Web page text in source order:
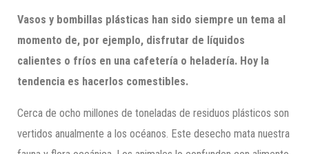
Vasos y bombillas plásticas han sido siempre un tema al
momento de, por ejemplo, disfrutar de líquidos
calientes o fríos en una cafetería o heladería. Hoy la
tendencia es hacerlos comestibles.
Cerca de ocho millones de toneladas de residuos plásticos son
vertidos anualmente a los océanos. Este desecho mata nuestra